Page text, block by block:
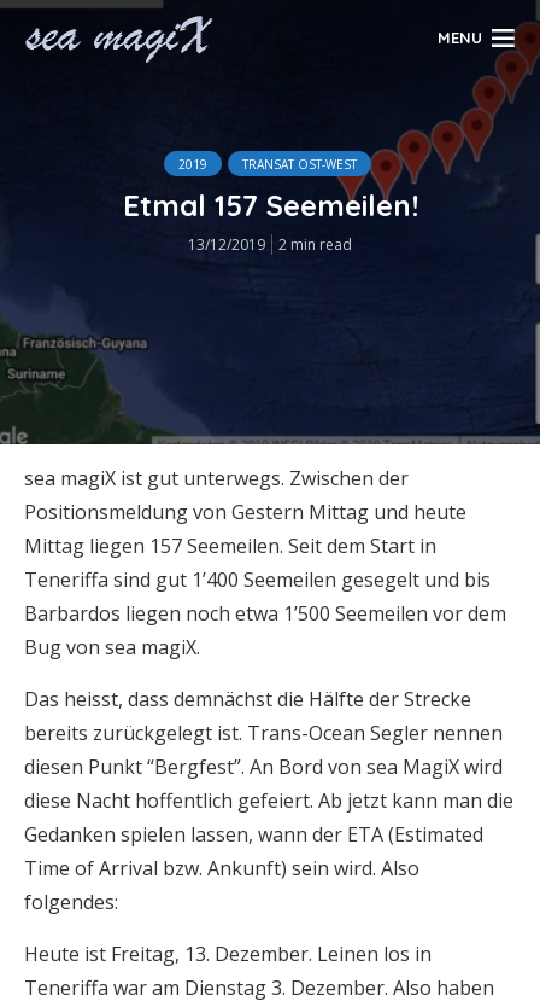
MENU
2019 TRANSAT OST-WEST
Etmal 157 Seemeilen!
13/12/2019 2 min read
sea magiX ist gut unterwegs. Zwischen der
Positionsmeldung von Gestern Mittag und heute
Mittag liegen 157 Seemeilen. Seit dem Start in
Teneriffa sind gut 1’400 Seemeilen gesegelt und bis
Barbardos liegen noch etwa 1’500 Seemeilen vor dem
Bug von sea magiX.
Das heisst, dass demnächst die Hälfte der Strecke
bereits zurückgelegt ist. Trans-Ocean Segler nennen
diesen Punkt “Bergfest”. An Bord von sea MagiX wird
diese Nacht hoffentlich gefeiert. Ab jetzt kann man die
Gedanken spielen lassen, wann der ETA (Estimated
Time of Arrival bzw. Ankunft) sein wird. Also
folgendes:
Heute ist Freitag, 13. Dezember. Leinen los in
Teneriffa war am Dienstag 3. Dezember. Also haben